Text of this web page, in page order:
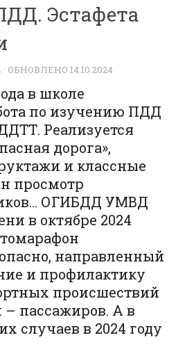
Эстафета
· ОБНОВЛЕНО 14.10.2024
в школе
по изучению ПДД
Реализуется
дорога»,
и классные
просмотр
ОГИБДД УМВД
в октябре 2024
направленный
и профилактику
происшествий
– пассажиров. А в
случаев в 2024 году